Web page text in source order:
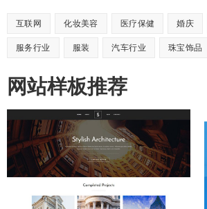
互联网 化妆美容 医疗保健 婚庆
服务行业 服装 汽车行业 珠宝饰品
网站样板推荐